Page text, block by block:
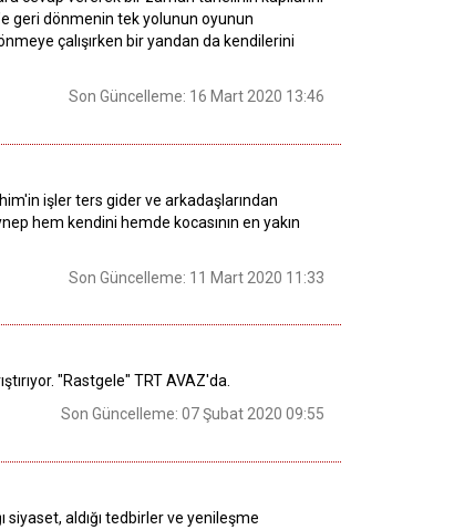
geri dönmenin tek yolunun oyunun
çalışırken bir yandan da kendilerini
Son Güncelleme: 16 Mart 2020 13:46
işler ters gider ve arkadaşlarından
hem kendini hemde kocasının en yakın
Son Güncelleme: 11 Mart 2020 11:33
"Rastgele" TRT AVAZ'da.
Son Güncelleme: 07 Şubat 2020 09:55
siyaset, aldığı tedbirler ve yenileşme